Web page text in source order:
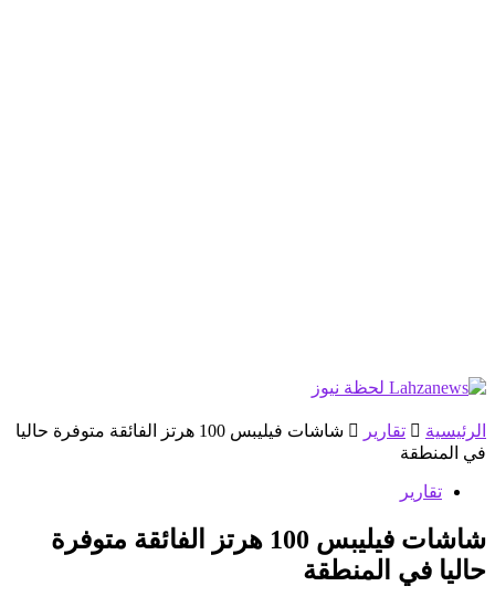
الرئيسية تقارير
شاشات فيليبس 100 هرتز الفائقة متوفرة حاليا
في المنطقة
تقارير
شاشات فيليبس 100 هرتز الفائقة متوفرة
حاليا في المنطقة